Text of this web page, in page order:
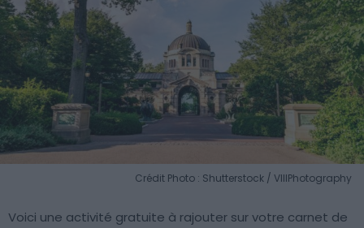
Crédit Photo : Shutterstock / VIIIPhotography
Voici une activité gratuite à rajouter sur votre carnet de